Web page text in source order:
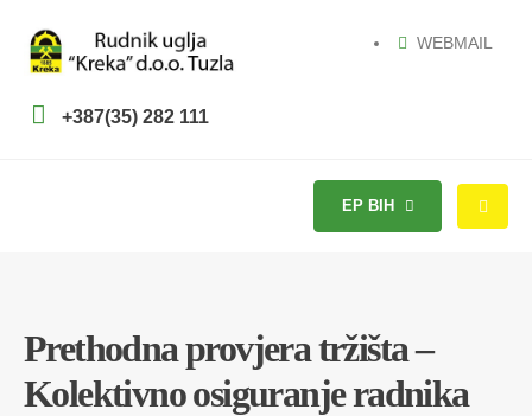
WEBMAIL
+387(35) 282 111
EP BIH
Prethodna provjera tržišta –
Kolektivno osiguranje radnika